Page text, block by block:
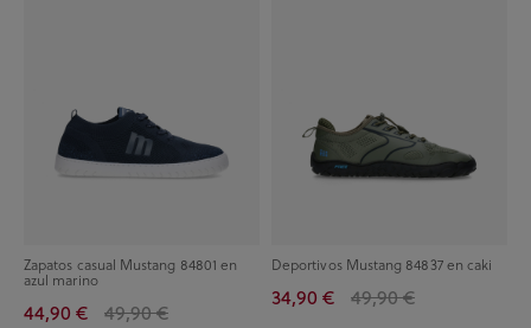
Zapatos casual Mustang 84801 en
azul marino
44,90 € 49,90 €
Deportivos Mustang 84837 en caki
34,90 € 49,90 €